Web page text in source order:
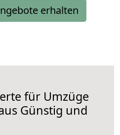
erhalten
für Umzüge
Günstig und